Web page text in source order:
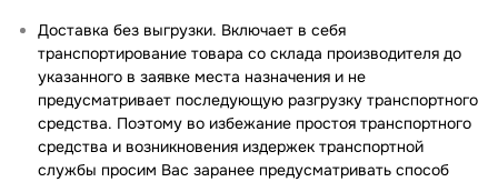
Доставка без выгрузки. Включает в себя
транспортирование товара со склада производителя до
указанного в заявке места назначения и не
предусматривает последующую разгрузку транспортного
средства. Поэтому во избежание простоя транспортного
средства и возникновения издержек транспортной
службы просим Вас заранее предусматривать способ